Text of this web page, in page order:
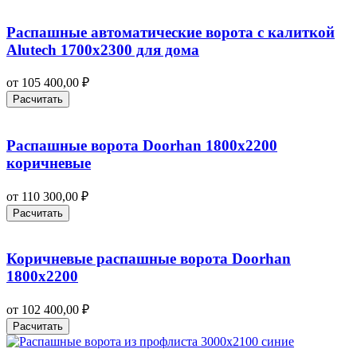
Распашные автоматические ворота с калиткой
Alutech 1700х2300 для дома
от 105 400,00 ₽
Расчитать
Распашные ворота Doorhan 1800х2200
коричневые
от 110 300,00 ₽
Расчитать
Коричневые распашные ворота Doorhan
1800х2200
от 102 400,00 ₽
Расчитать